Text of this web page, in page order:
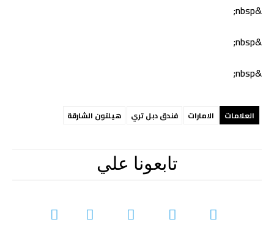
&nbsp;
&nbsp;
&nbsp;
العلامات الامارات فندق دبل تري هيلتون الشارقة
تابعونا علي